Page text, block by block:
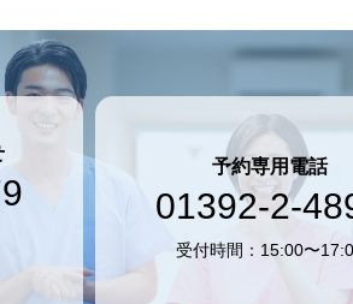
予約専用電話
01392-2-
受付時間：15:00〜